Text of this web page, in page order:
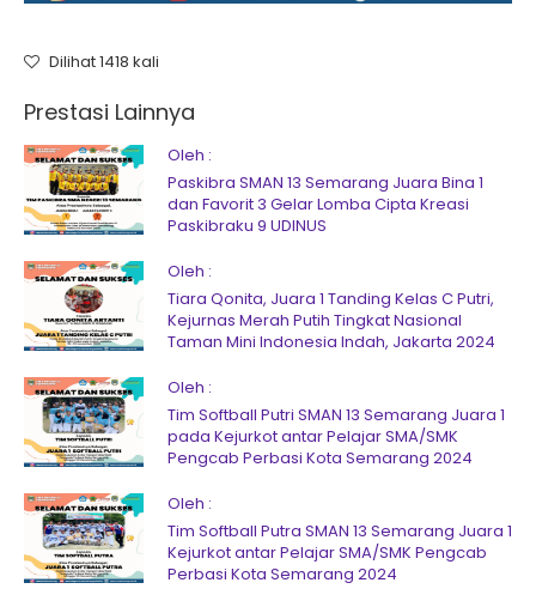
Dilihat 1418 kali
Prestasi Lainnya
Oleh :
Paskibra SMAN 13 Semarang Juara Bina 1
dan Favorit 3 Gelar Lomba Cipta Kreasi
Paskibraku 9 UDINUS
Oleh :
Tiara Qonita, Juara 1 Tanding Kelas C Putri,
Kejurnas Merah Putih Tingkat Nasional
Taman Mini Indonesia Indah, Jakarta 2024
Oleh :
Tim Softball Putri SMAN 13 Semarang Juara 1
pada Kejurkot antar Pelajar SMA/SMK
Pengcab Perbasi Kota Semarang 2024
Oleh :
Tim Softball Putra SMAN 13 Semarang Juara 1
Kejurkot antar Pelajar SMA/SMK Pengcab
Perbasi Kota Semarang 2024